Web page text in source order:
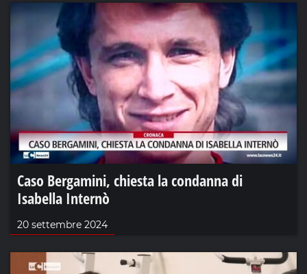
Caso Bergamini, chiesta la condanna di
Isabella Internò
20 settembre 2024